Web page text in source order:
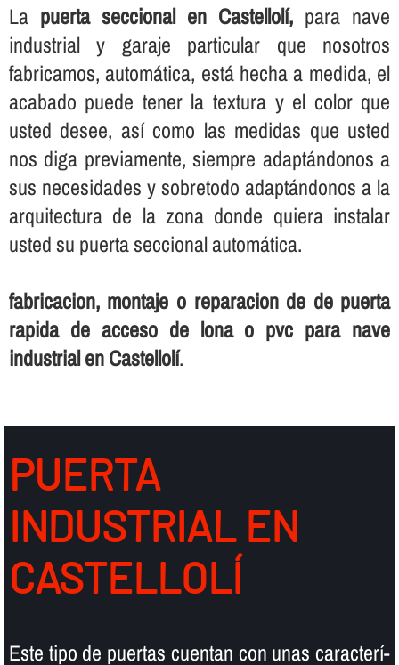
La puerta seccional en Castellolí, para nave
industrial y garaje particular que nosotros
fabricamos, automática, está hecha a medida, el
acabado puede tener la textura y el color que
usted desee, así­ como las medidas que usted
nos diga previamente, siempre adaptándonos a
sus necesidades y sobretodo adaptándonos a la
arquitectura de la zona donde quiera instalar
usted su puerta seccional automática.
fabricacion, montaje o reparacion de de puerta
rapida de acceso de lona o pvc para nave
industrial en Castellolí.
PUERTA
INDUSTRIAL EN
CASTELLOLÍ
Este tipo de puertas cuentan con unas caracterí­